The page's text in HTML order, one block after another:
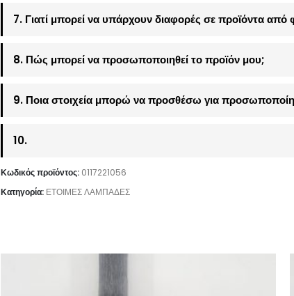
7. Γιατί μπορεί να υπάρχουν διαφορές σε προϊόντα από
8. Πώς μπορεί να προσωποποιηθεί το προϊόν μου;
9. Ποια στοιχεία μπορώ να προσθέσω για
10.
Κωδικός προϊόντος: 0117221056
Κατηγορία: ΕΤΟΙΜΕΣ ΛΑΜΠΑΔΕΣ